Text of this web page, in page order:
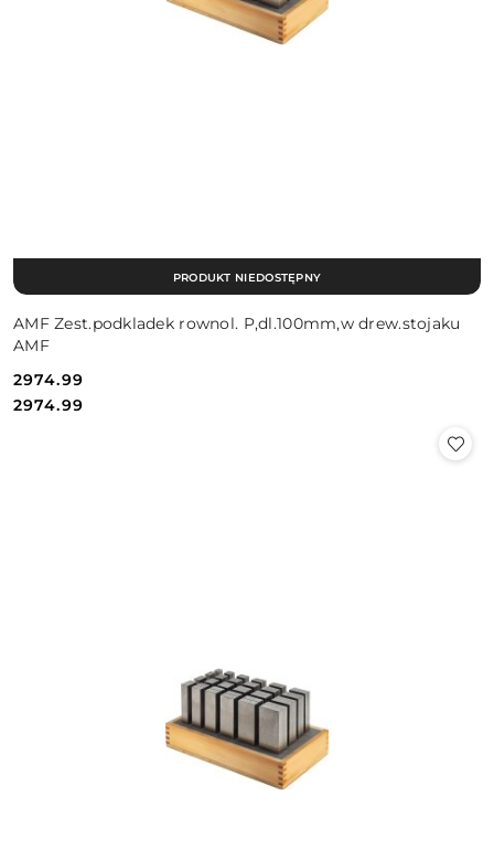
AMF Zest.podkladek rownol. P,dl.100mm,w drew.stojaku
AMF
Cena:
2974.99
Cena:
2974.99
PRODUKT NIEDOSTĘPNY